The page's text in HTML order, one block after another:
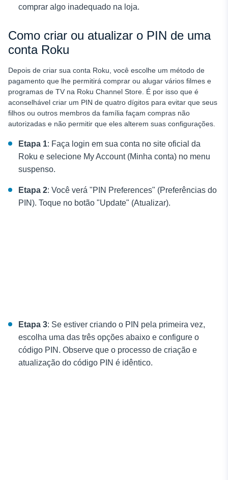
comprar algo inadequado na loja.
Como criar ou atualizar o PIN de uma
conta Roku
Depois de criar sua conta Roku, você escolhe um método de
pagamento que lhe permitirá comprar ou alugar vários filmes e
programas de TV na Roku Channel Store. É por isso que é
aconselhável criar um PIN de quatro dígitos para evitar que seus
filhos ou outros membros da família façam compras não
autorizadas e não permitir que eles alterem suas configurações.
Etapa 1: Faça login em sua conta no site oficial da
Roku e selecione My Account (Minha conta) no menu
suspenso.
Etapa 2: Você verá "PIN Preferences" (Preferências do
PIN). Toque no botão "Update" (Atualizar).
Etapa 3: Se estiver criando o PIN pela primeira vez,
escolha uma das três opções abaixo e configure o
código PIN. Observe que o processo de criação e
atualização do código PIN é idêntico.